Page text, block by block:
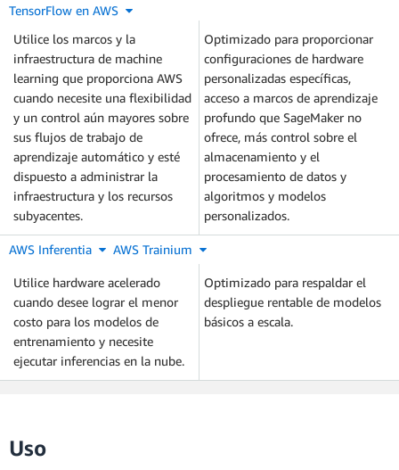
TensorFlow en AWS
Utilice los marcos y la
infraestructura de machine
learning que proporciona AWS
cuando necesite una flexibilidad
y un control aún mayores sobre
sus flujos de trabajo de
aprendizaje automático y esté
dispuesto a administrar la
infraestructura y los recursos
subyacentes.
Optimizado para proporcionar
configuraciones de hardware
personalizadas específicas,
acceso a marcos de aprendizaje
profundo que SageMaker no
ofrece, más control sobre el
almacenamiento y el
procesamiento de datos y
algoritmos y modelos
personalizados.
AWS Inferentia AWS Trainium
Utilice hardware acelerado
cuando desee lograr el menor
costo para los modelos de
entrenamiento y necesite
ejecutar inferencias en la nube.
Optimizado para respaldar el
despliegue rentable de modelos
básicos a escala.
Uso